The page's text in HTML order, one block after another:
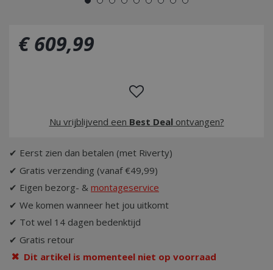
€ 609,99
Nu vrijblijvend een Best Dealontvangen?
✔ Eerst zien dan betalen (met Riverty)
✔ Gratis verzending (vanaf €49,99)
✔ Eigen bezorg- & montageservice
✔ We komen wanneer het jou uitkomt
✔ Tot wel 14 dagen bedenktijd
✔ Gratis retour
Dit artikel is momenteel niet op voorraad